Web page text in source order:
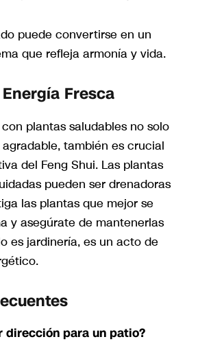
puede convertirse en un
que refleja armonía y vida.
Fresca
plantas saludables no solo
también es crucial
del Feng Shui. Las plantas
pueden ser drenadoras
las plantas que mejor se
y asegúrate de mantenerlas
es jardinería, es un acto de
dirección para un patio?